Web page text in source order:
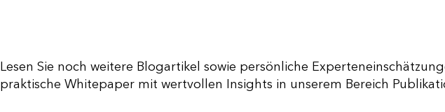
Lesen Sie noch weitere Blogartikel sowie persönliche
praktische Whitepaper mit wertvollen Insights in unserem Bereich